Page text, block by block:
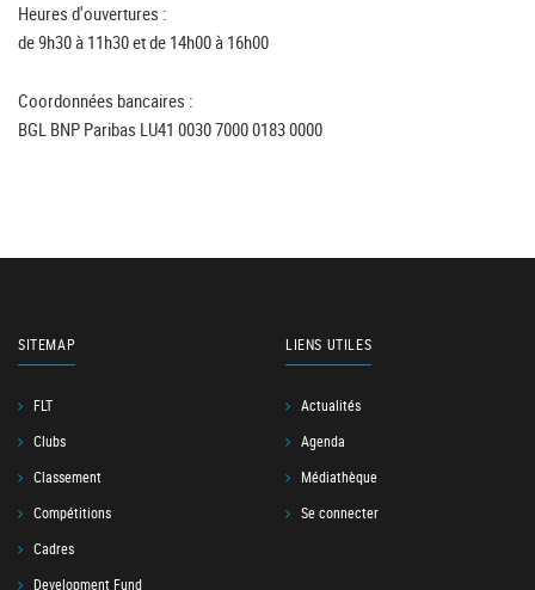
Heures d'ouvertures :
de 9h30 à 11h30 et de 14h00 à 16h00
Coordonnées bancaires :
BGL BNP Paribas LU41 0030 7000 0183 0000
SITEMAP
FLT
Clubs
Classement
Compétitions
Cadres
Development Fund
LIENS UTILES
Actualités
Agenda
Médiathèque
Se connecter